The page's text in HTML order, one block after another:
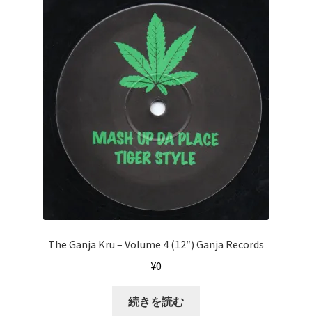
The Ganja Kru ‎– Volume 4 (12″) Ganja Records
¥0
続きを読む